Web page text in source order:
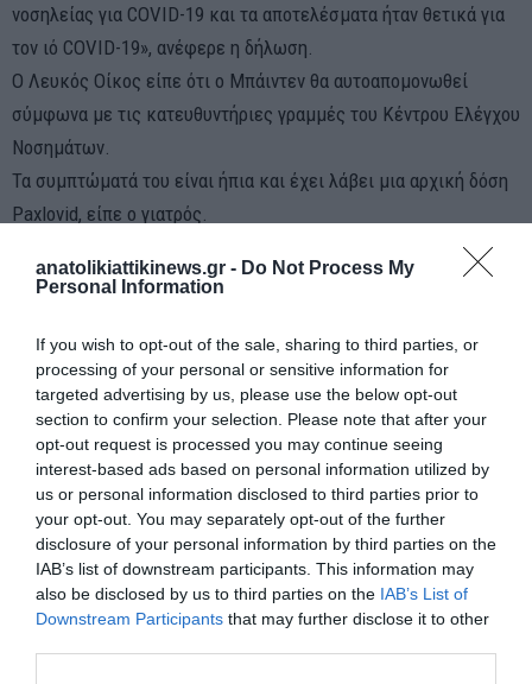
anatolikiattikinews.gr - Do Not Process My
Personal Information
If you wish to opt-out of the sale, sharing to third parties, or
processing of your personal or sensitive information for
targeted advertising by us, please use the below opt-out
section to confirm your selection. Please note that after your
opt-out request is processed you may continue seeing
interest-based ads based on personal information utilized by
us or personal information disclosed to third parties prior to
your opt-out. You may separately opt-out of the further
disclosure of your personal information by third parties on the
IAB’s list of downstream participants. This information may
also be disclosed by us to third parties on the IAB’s List of
Downstream Participants that may further disclose it to other
νοσηλείας για COVID-19 και τα αποτελέσματα ήταν θετικά για
τον ιό COVID-19», ανέφερε η δήλωση.
Ο Λευκός Οίκος είπε ότι ο Μπάιντεν θα αυτοαπομονωθεί
σύμφωνα με τις κατευθυντήριες γραμμές του Κέντρου Ελέγχου
Νοσημάτων.
Τα συμπτώματά του είναι ήπια και έχει λάβει μια αρχική δόση
Paxlovid, είπε ο γιατρός.
Ο τελευταίος αγώνας του Μπάιντεν με τον COVID ξεκίνησε τον
Ιούλιο του 2022. Βγήκε θετικός στις 21 Ιουλίου, ανάρρωσε στις
30 Ιουλίου και τελικά απαλλάχθηκε στις 7 Αυγούστου.
Πού βρίσκεται και τι κάνει σήμερα η Άνγκελα Μέρκελ
ΕΠΌΜΕΝΗ ΑΝΆΡΤΗΣΗ